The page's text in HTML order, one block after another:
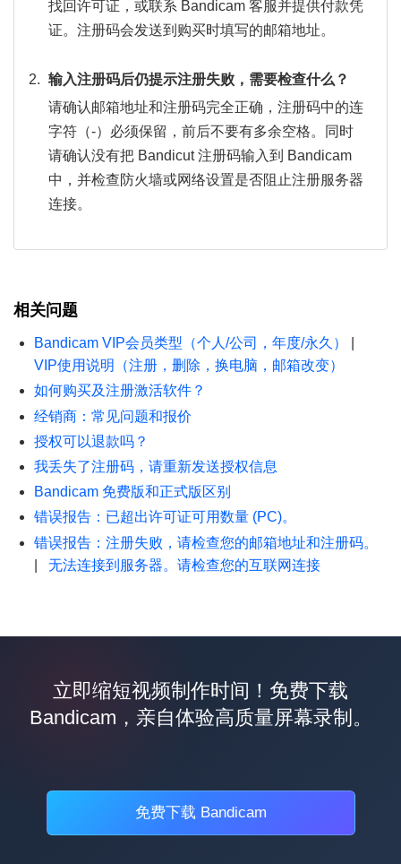
找回许可证，或联系 Bandicam 客服并提供付款凭
证。注册码会发送到购买时填写的邮箱地址。
输入注册码后仍提示注册失败，需要检查什么？
请确认邮箱地址和注册码完全正确，注册码中的连
字符（-）必须保留，前后不要有多余空格。同时
请确认没有把 Bandicut 注册码输入到 Bandicam
中，并检查防火墙或网络设置是否阻止注册服务器
连接。
相关问题
Bandicam VIP会员类型（个人/公司，年度/永久）
VIP使用说明（注册，删除，换电脑，邮箱改变）
如何购买及注册激活软件？
经销商：常见问题和报价
授权可以退款吗？
我丢失了注册码，请重新发送授权信息
Bandicam 免费版和正式版区别
错误报告：已超出许可证可用数量 (PC)。
错误报告：注册失败，请检查您的邮箱地址和注册码。
无法连接到服务器。请检查您的互联网连接
立即缩短视频制作时间！免费下载
Bandicam，亲自体验高质量屏幕录制。
免费下载 Bandicam